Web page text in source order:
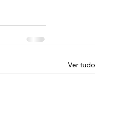
Ver tudo